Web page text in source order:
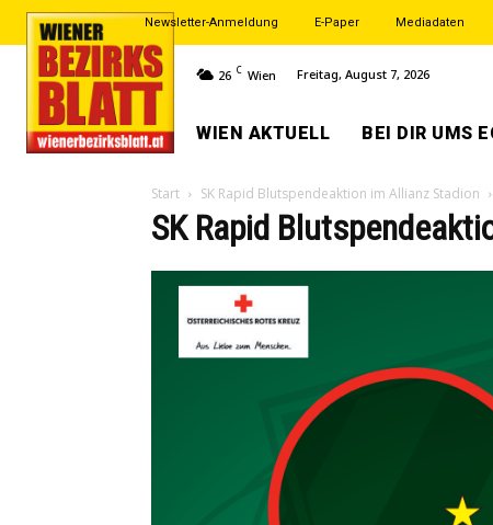
Newsletter-Anmeldung E-Paper Mediadaten
26 C Wien Freitag, August 7, 2026
WIEN AKTUELL BEI DIR UMS
Start SK Rapid Blutspendeaktion im Allianz Stadion
SK Rapid